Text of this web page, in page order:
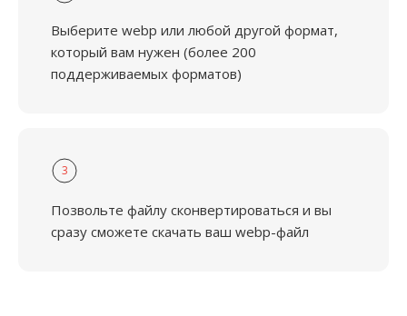
Выберите webp или любой другой формат,
который вам нужен (более 200
поддерживаемых форматов)
3
Позвольте файлу сконвертироваться и вы
сразу сможете скачать ваш webp-файл